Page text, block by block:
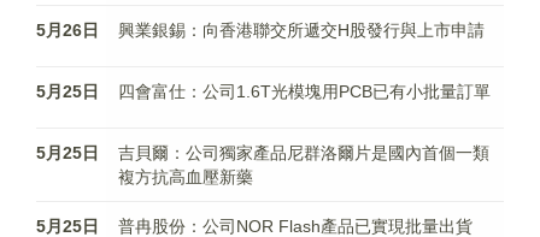
5月26日 興業銀錫：向香港聯交所遞交H股發行與上市申請
5月25日 四會富仕：公司1.6T光模塊用PCB已有小批量訂單
5月25日
吉貝爾：公司獨家產品尼群洛爾片是國內首個一類
複方抗高血壓新藥
5月25日 普冉股份：公司NOR Flash產品已實現批量出貨